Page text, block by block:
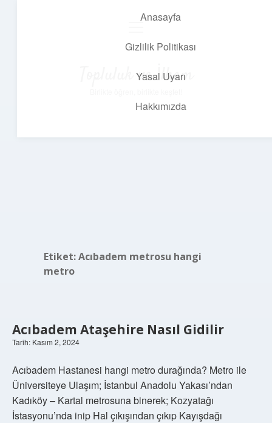
Anasayfa
Gizlilik Politikası
Yasal Uyarı
Hakkımızda
Topluluk ve İlham
Etiket:Acıbadem metrosu hangi
metro
Acıbadem Ataşehire Nasıl Gidilir
Tarih: Kasım 2, 2024
Acıbadem Hastanesi hangi metro durağında? Metro ile
Üniversiteye Ulaşım; İstanbul Anadolu Yakası’ndan
Kadıköy – Kartal metrosuna binerek; Kozyatağı
İstasyonu’nda inip Hal çıkışından çıkıp Kayışdağı